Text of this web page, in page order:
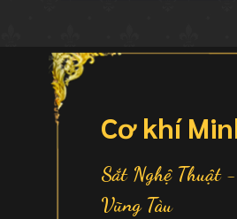
Cơ khí
Sắt Nghệ Thuật
Vũng Tàu